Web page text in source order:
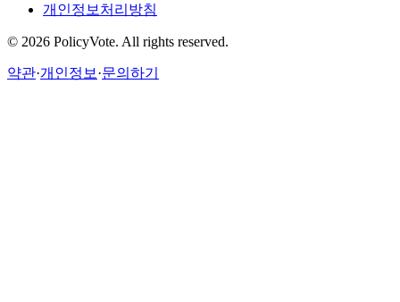
개인정보처리방침
© 2026 PolicyVote. All rights reserved.
약관·개인정보 ·문의하기